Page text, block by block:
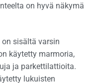
on hyvä näkymä
on sisältä varsin
käytetty marmoria,
ja parkettilattioita.
lukuisten